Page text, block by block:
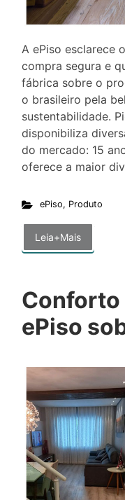
A ePiso esclarece
compra segura e
fábrica sobre o
o brasileiro pela
sustentabilidade.
disponibiliza
do mercado: 15
oferece a maior
ePiso, Produto
Leia+Mais
ePiso